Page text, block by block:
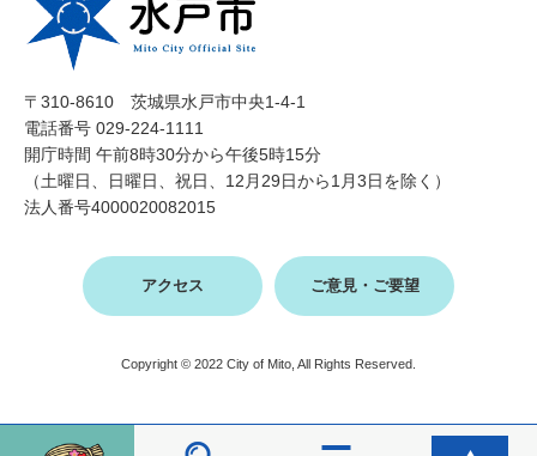
〒310-8610 茨城県水戸市中央1-4-1
電話番号 029-224-1111
開庁時間 午前8時30分から午後5時15分
（土曜日、日曜日、祝日、12月29日から1月3日を除く）
法人番号4000020082015
アクセス ご意見・ご要望
Copyright © 2022 City of Mito, All Rights Reserved.